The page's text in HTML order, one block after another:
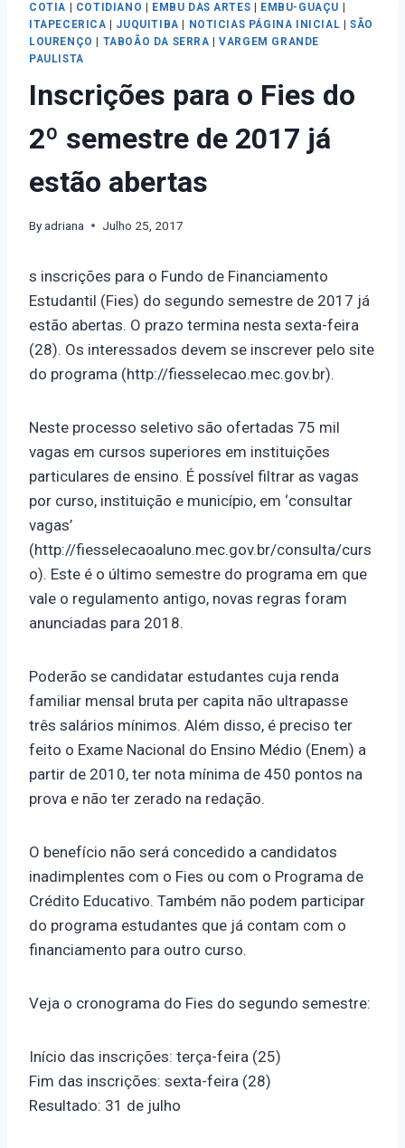
COTIA COTIDIANO EMBU DAS ARTES EMBU-GUAÇU
ITAPECERICA
JUQUITIBA NOTICIAS PÁGINA INICIAL
SÃO
LOURENÇO
TABOÃO DA SERRA |VARGEM GRANDE
PAULISTA
Inscrições para o Fies do
2º semestre de 2017 já
estão abertas
Byadriana Julho 25, 2017
s inscrições para o Fundo de Financiamento
Estudantil (Fies) do segundo semestre de 2017 já
estão abertas. O prazo termina nesta sexta-feira
(28). Os interessados devem se inscrever pelo site
do programa (http://fiesselecao.mec.gov.br).
Neste processo seletivo são ofertadas 75 mil
vagas em cursos superiores em instituições
particulares de ensino. É possível filtrar as vagas
por curso, instituição e município, em ‘consultar
vagas’
(http://fiesselecaoaluno.mec.gov.br/consulta/curs
o). Este é o último semestre do programa em que
vale o regulamento antigo, novas regras foram
anunciadas para 2018.
Poderão se candidatar estudantes cuja renda
familiar mensal bruta per capita não ultrapasse
três salários mínimos. Além disso, é preciso ter
feito o Exame Nacional do Ensino Médio (Enem) a
partir de 2010, ter nota mínima de 450 pontos na
prova e não ter zerado na redação.
O benefício não será concedido a candidatos
inadimplentes com o Fies ou com o Programa de
Crédito Educativo. Também não podem participar
do programa estudantes que já contam com o
financiamento para outro curso.
Veja o cronograma do Fies do segundo semestre:
Início das inscrições: terça-feira (25)
Fim das inscrições: sexta-feira (28)
Resultado: 31 de julho